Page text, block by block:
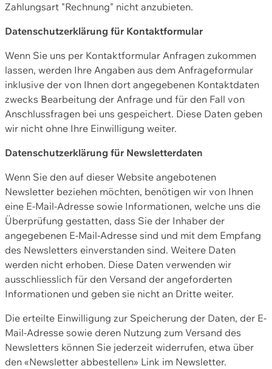
Zahlungsart "Rechnung" nicht anzubieten.
Datenschutzerklärung für Kontaktformular
Wenn Sie uns per Kontaktformular Anfragen zukommen
lassen, werden Ihre Angaben aus dem Anfrageformular
inklusive der von Ihnen dort angegebenen Kontaktdaten
zwecks Bearbeitung der Anfrage und für den Fall von
Anschlussfragen bei uns gespeichert. Diese Daten geben
wir nicht ohne Ihre Einwilligung weiter.
Datenschutzerklärung für Newsletterdaten
Wenn Sie den auf dieser Website angebotenen
Newsletter beziehen möchten, benötigen wir von Ihnen
eine E-Mail-Adresse sowie Informationen, welche uns die
Überprüfung gestatten, dass Sie der Inhaber der
angegebenen E-Mail-Adresse sind und mit dem Empfang
des Newsletters einverstanden sind. Weitere Daten
werden nicht erhoben. Diese Daten verwenden wir
ausschliesslich für den Versand der angeforderten
Informationen und geben sie nicht an Dritte weiter.
Die erteilte Einwilligung zur Speicherung der Daten, der E-
Mail-Adresse sowie deren Nutzung zum Versand des
Newsletters können Sie jederzeit widerrufen, etwa über
den «Newsletter abbestellen» Link im Newsletter.